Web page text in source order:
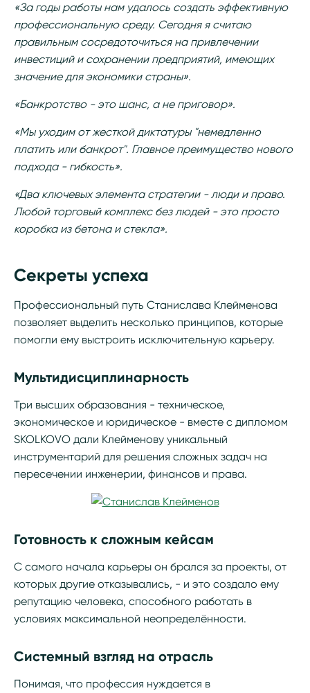
«За годы работы нам удалось создать эффективную
профессиональную среду. Сегодня я считаю
правильным сосредоточиться на привлечении
инвестиций и сохранении предприятий, имеющих
значение для экономики страны».
«Банкротство - это шанс, а не приговор».
«Мы уходим от жесткой диктатуры "немедленно
платить или банкрот". Главное преимущество нового
подхода - гибкость».
«Два ключевых элемента стратегии - люди и право.
Любой торговый комплекс без людей - это просто
коробка из бетона и стекла».
Секреты успеха
Профессиональный путь Станислава Клейменова
позволяет выделить несколько принципов, которые
помогли ему выстроить исключительную карьеру.
Мультидисциплинарность
Три высших образования - техническое,
экономическое и юридическое - вместе с дипломом
SKOLKOVO дали Клейменову уникальный
инструментарий для решения сложных задач на
пересечении инженерии, финансов и права.
Готовность к сложным кейсам
С самого начала карьеры он брался за проекты, от
которых другие отказывались, - и это создало ему
репутацию человека, способного работать в
условиях максимальной неопределённости.
Системный взгляд на отрасль
Понимая, что профессия нуждается в